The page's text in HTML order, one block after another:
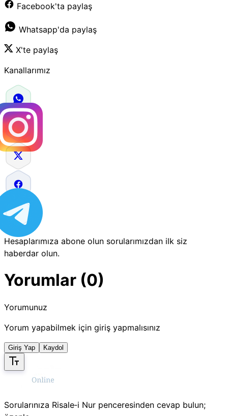
Facebook'ta paylaş
Whatsapp'da paylaş
X'te paylaş
Kanallarımız
Hesaplarımıza abone olun sorularımızdan ilk siz
haberdar olun.
Yorumlar (0)
Yorumunuz
Yorum yapabilmek için giriş yapmalısınız
Giriş Yap Kaydol
Sorularınıza Risale‑i Nur penceresinden cevap bulun;